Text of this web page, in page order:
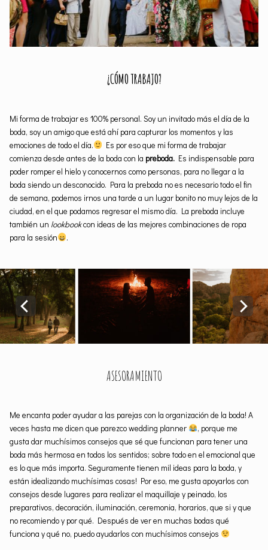
¿CÓMO TRABAJO?
Mi forma de trabajar es 100% personal. Soy un invitado más el día de la
boda, soy un amigo que está ahí para capturar los momentos y las
emociones de todo el día.
Es por eso que mi forma de trabajar
comienza desde antes de la boda con la preboda.Es indispensable para
poder romper el hielo y conocernos como personas, para no llegar a la
boda siendo un desconocido. Para la preboda no es necesario todo el fin
de semana, podemos irnos una tarde a un lugar bonito no muy lejos de la
ciudad, en el que podamos regresar el mismo día. La preboda incluye
también un lookbookcon ideas de las mejores combinaciones de ropa
para la sesión
.
ASESORAMIENTO
Me encanta poder ayudar a las parejas con la organización de la boda! A
veces hasta me dicen que parezco wedding planner
, porque me
gusta dar muchísimos consejos que sé que funcionan para tener una
boda más hermosa en todos los sentidos; sobre todo en el emocional que
es lo que más importa. Seguramente tienen mil ideas para la boda, y
están idealizando muchísimas cosas! Por eso, me gusta apoyarlos con
consejos desde lugares para realizar el maquillaje y peinado, los
preparativos, decoración, iluminación, ceremonia, horarios, que si y que
no recomiendo y por qué. Después de ver en muchas bodas qué
funciona y qué no, puedo ayudarlos con muchísimos consejos